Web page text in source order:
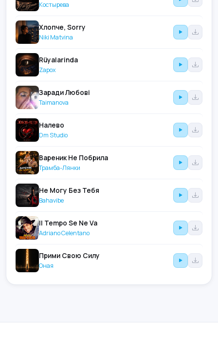
Костырева
Хлопче, Sorry
Niki Matvina
Rüyalarinda
Zapox
Заради Любові
Taimanova
Налево
Dm Studio
Вареник Не Побрила
Трамба-Лянки
Не Могу Без Тебя
Bahavibe
Il Tempo Se Ne Va
Adriano Celentano
Прими Свою Силу
Оная